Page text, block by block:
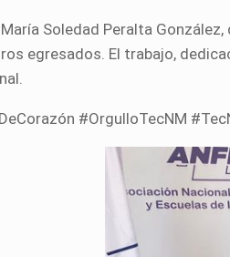
Soledad Peralta
egresados. El trabajo,
#OrgulloTecNM